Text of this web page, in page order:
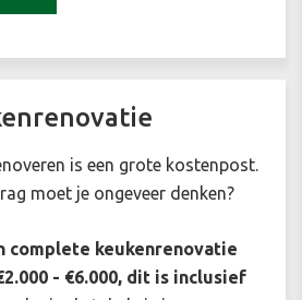
is een grote kostenpost.
moet je ongeveer denken?
complete keukenrenovatie
- €6.000, dit is inclusief